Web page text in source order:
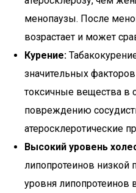
менопаузы. После
возрастает и может
Курение:
значительных
токсичные вещества в
повреждению
атеросклеротические
Высокий уровень
липопротеинов
уровня